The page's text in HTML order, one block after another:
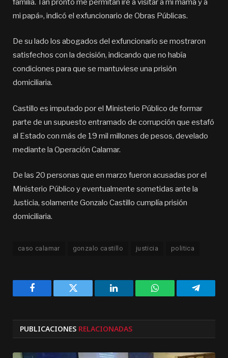
familia. Tan pronto me permitan iré a visitar a mi mamá y a
mi papá», indicó el exfuncionario de Obras Públicas.
De su lado los abogados del exfuncionario se mostraron
satisfechos con la decisión, indicando que no había
condiciones para que se mantuviese una prisión
domiciliaria.
Castillo es imputado por el Ministerio Público de formar
parte de un supuesto entramado de corrupción que estafó
al Estado con más de 19 mil millones de pesos, develado
mediante la Operación Calamar.
De las 20 personas que en marzo fueron acusadas por el
Ministerio Público y eventualmente sometidas ante la
Justicia, solamente Gonzalo Castillo cumplía prisión
domiciliaria.
caso calamar gonzalo castillo justicia politica
Facebook Twitter LinkedIn WhatsApp
PUBLICACIONES RELACIONADAS